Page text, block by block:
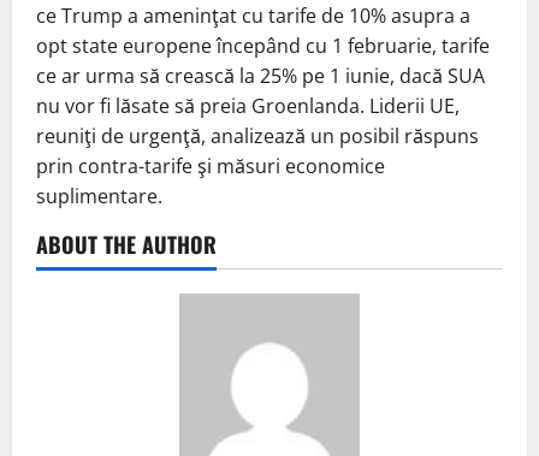
ce Trump a ameninţat cu tarife de 10% asupra a
opt state europene începând cu 1 februarie, tarife
ce ar urma să crească la 25% pe 1 iunie, dacă SUA
nu vor fi lăsate să preia Groenlanda. Liderii UE,
reuniţi de urgenţă, analizează un posibil răspuns
prin contra-tarife şi măsuri economice
suplimentare.
ABOUT THE AUTHOR